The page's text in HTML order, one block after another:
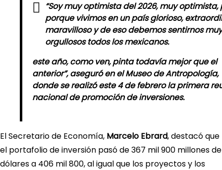
“Soy muy optimista del 2026, muy optimista,
porque vivimos en un país glorioso,
maravilloso y de eso debemos sentirnos muy
orgullosos todos los mexicanos.
este año, como ven, pinta todavía mejor que el
anterior”, aseguró en elMuseo de Antropología,
donde se realizó este 4 de febrero la primera
nacional de promoción de inversiones.
El Secretario de Economía, Marcelo Ebrard, destacó que
el portafolio de inversión pasó de 367 mil 900 millones de
dólares a 406 mil 800, al igual que los proyectos y los